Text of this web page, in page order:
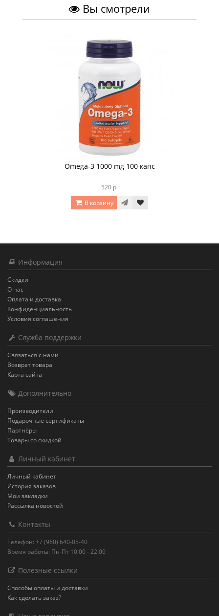
Вы смотрели
Omega-3 1000 mg 100 капс
520 р.
В корзину
Информация
Скидки
О нас
Оплата и доставка
Конфиденциальность
Условия соглашения
Служба поддержки
Связаться с нами
Возврат товара
Карта сайта
Дополнительно
Производители
Подарочные сертификаты
Партнёры
Товары со скидкой
Личный кабинет
Личный кабинет
История заказов
Мои закладки
Рассылка новостей
Контакты
Телефон: +7 (960) 640-05-40
Время работы: Пн-Пт 10:00 - 22:00
Полезные ссылки
Способы оплаты и доставки
Как сделать заказ?